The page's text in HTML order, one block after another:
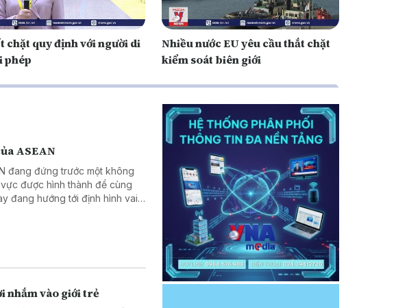
chặt quy định với người di
phép
Nhiều nước EU yêu cầu thắt chặt
kiểm soát biên giới
ASEAN
đang đứng trước một không
được hình thành để cùng
đang hướng tới định hình vai
nhắm vào giới trẻ